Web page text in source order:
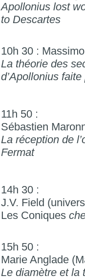
Apollonius lost
to Descartes
10h 30 :
La théorie des
d’Apollonius
11h 50 :
Sébastien
La réception de
Fermat
14h 30 :
J.V. Field
Les Coniques
15h 50 :
Marie Anglade
Le diamètre et la